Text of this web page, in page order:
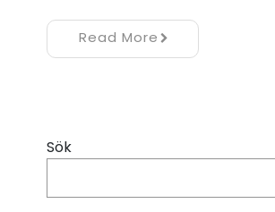
Read More
Sök